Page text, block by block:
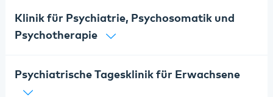
Klinik für Psychiatrie, Psychosomatik und
Psychotherapie
Psychiatrische Tagesklinik für Erwachsene